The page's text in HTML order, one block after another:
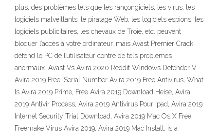
plus, des problèmes tels que les rançongiciels, les virus, les
logiciels malveillants, le piratage Web, les logiciels espions, les
logiciels publicitaires, les chevaux de Troie, etc. peuvent
bloquer l’accès à votre ordinateur, mais Avast Premier Crack
défend le PC de l’utilisateur contre de tels problèmes
anormaux. Avast Vs Avira 2020 Reddit Windows Defender V
Avira 2019 Free, Serial Number Avira 2019 Free Antivirus, What
Is Avira 2019 Prime, Free Avira 2019 Download Heise, Avira
2019 Antivir Process, Avira 2019 Antivirus Pour Ipad, Avira 2019
Internet Security Trial Download, Avira 2019 Mac Os X Free,
Freemake Virus Avira 2019, Avira 2019 Mac Install, is a